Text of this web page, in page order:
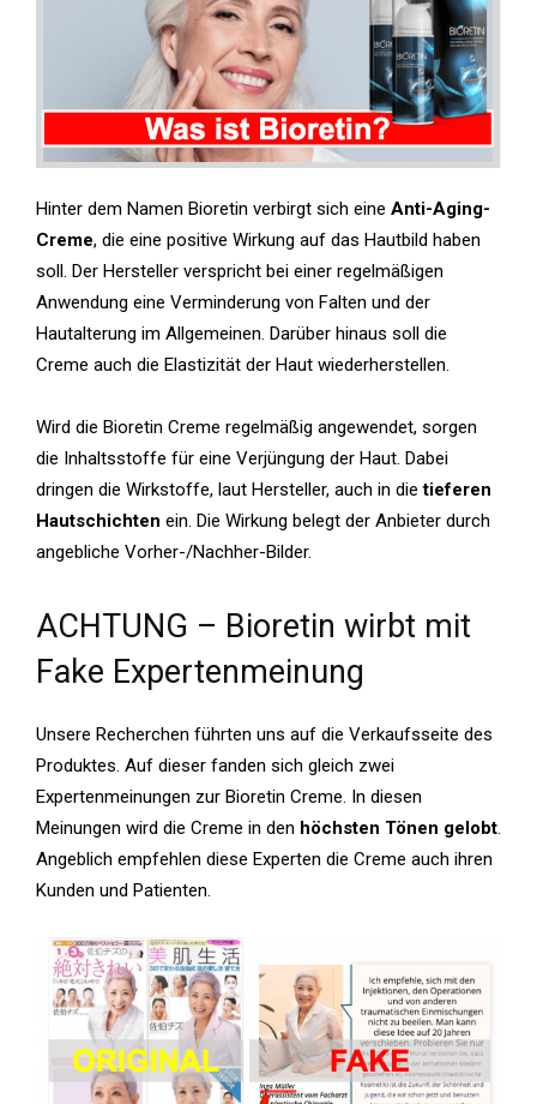
Hinter dem Namen Bioretin verbirgt sich eine Anti-Aging-
Creme, die eine positive Wirkung auf das Hautbild haben
soll. Der Hersteller verspricht bei einer regelmäßigen
Anwendung eine Verminderung von Falten und der
Hautalterung im Allgemeinen. Darüber hinaus soll die
Creme auch die Elastizität der Haut wiederherstellen.
Wird die Bioretin Creme regelmäßig angewendet, sorgen
die Inhaltsstoffe für eine Verjüngung der Haut. Dabei
dringen die Wirkstoffe, laut Hersteller, auch in dietieferen
Hautschichten ein. Die Wirkung belegt der Anbieter durch
angebliche Vorher-/Nachher-Bilder.
ACHTUNG – Bioretin wirbt mit
Fake Expertenmeinung
Unsere Recherchen führten uns auf die Verkaufsseite des
Produktes. Auf dieser fanden sich gleich zwei
Expertenmeinungen zur Bioretin Creme. In diesen
Meinungen wird die Creme in den höchsten Tönen gelobt.
Angeblich empfehlen diese Experten die Creme auch ihren
Kunden und Patienten.